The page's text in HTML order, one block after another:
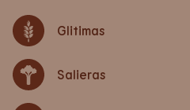
Glitimas
Salieras